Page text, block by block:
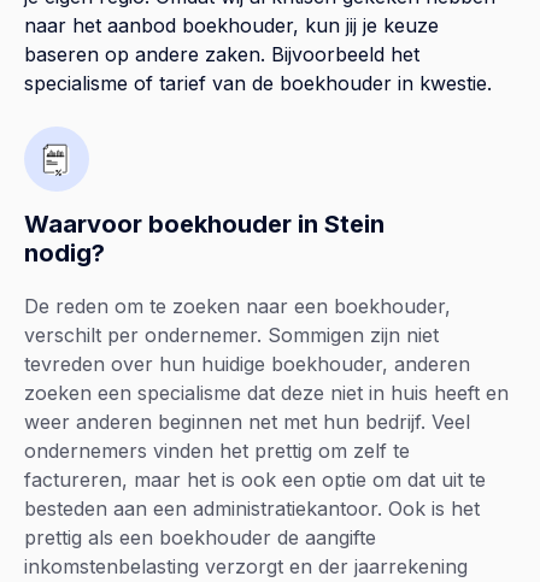
naar het aanbod boekhouder, kun jij je keuze
baseren op andere zaken. Bijvoorbeeld het
specialisme of tarief van de boekhouder in kwestie.
Waarvoor boekhouder in Stein
nodig?
De reden om te zoeken naar een boekhouder,
verschilt per ondernemer. Sommigen zijn niet
tevreden over hun huidige boekhouder, anderen
zoeken een specialisme dat deze niet in huis heeft en
weer anderen beginnen net met hun bedrijf. Veel
ondernemers vinden het prettig om zelf te
factureren, maar het is ook een optie om dat uit te
besteden aan een administratiekantoor. Ook is het
prettig als een boekhouder de aangifte
inkomstenbelasting verzorgt en der jaarrekening